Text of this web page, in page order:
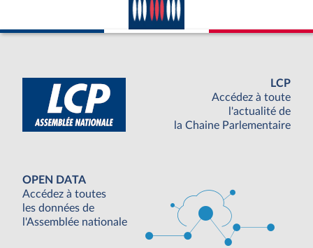
LCP
Accédez à toute
l'actualité de
la Chaine Parlementaire
OPEN DATA
Accédez à toutes
les données de
l'Assemblée nationale